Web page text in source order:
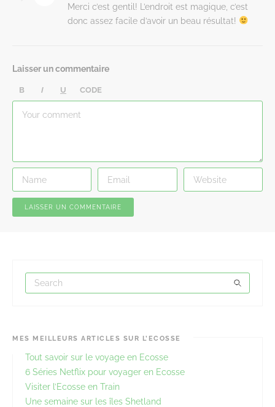
Merci c’est gentil! L’endroit est magique, c’est
donc assez facile d’avoir un beau résultat!
Laisser un commentaire
B I U CODE
MES MEILLEURS ARTICLES SUR L’ECOSSE
Tout savoir sur le voyage en Ecosse
6 Séries Netflix pour voyager en Ecosse
Visiter l’Ecosse en Train
Une semaine sur les îles Shetland